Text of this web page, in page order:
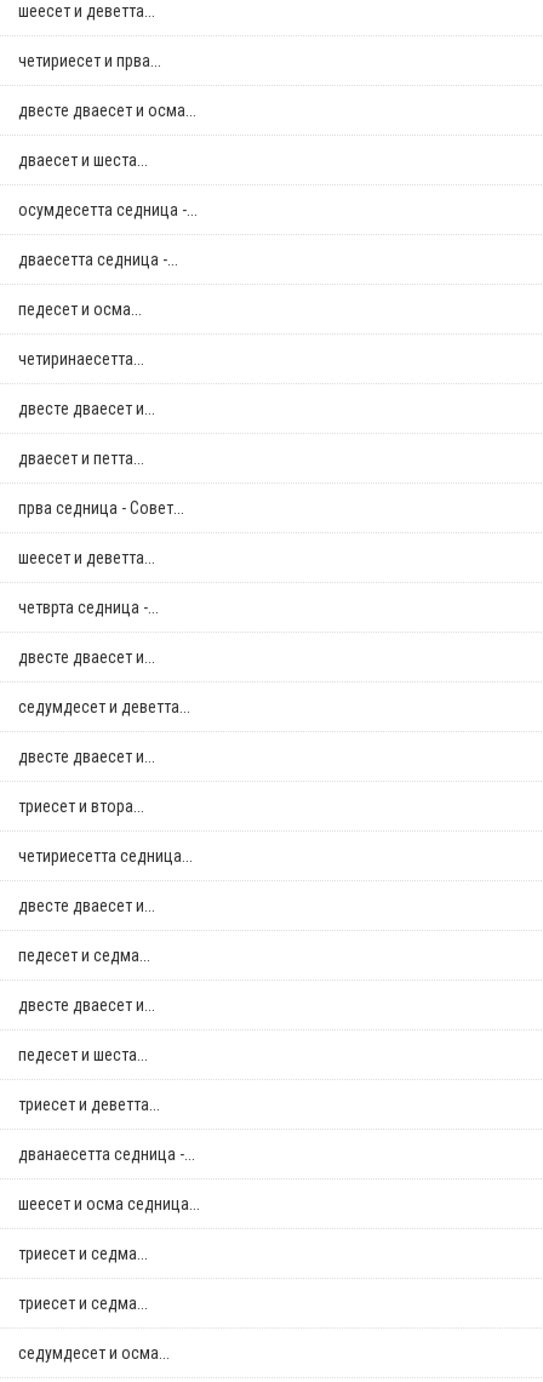
шеесет и деветта...
четириесет и прва...
двестe дваесет и осма...
дваесет и шеста...
осумдесетта седница -...
дваесетта седница -...
педесет и осма...
четиринаесетта...
двестe дваесет и...
дваесет и петта...
прва седница - Совет...
шеесет и деветта...
четврта седница -...
двестe дваесет и...
седумдесет и деветта...
двестe дваесет и...
триесет и втора...
четириесетта седница...
двестe дваесет и...
педесет и седма...
двестe дваесет и...
педесет и шеста...
триесет и деветта...
дванаесетта седница -...
шеесет и осма седница...
триесет и седма...
триесет и седма...
седумдесет и осма...